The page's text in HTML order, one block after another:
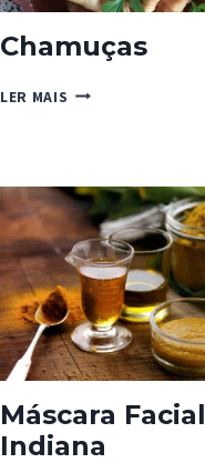
Chamuças
LER MAIS CHAMUÇAS
Máscara Facial
Indiana